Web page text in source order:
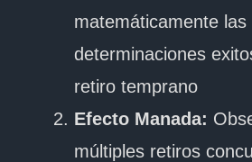
matemáticamente las
determinaciones
retiro temprano
Efecto Manada:
múltiples retiros